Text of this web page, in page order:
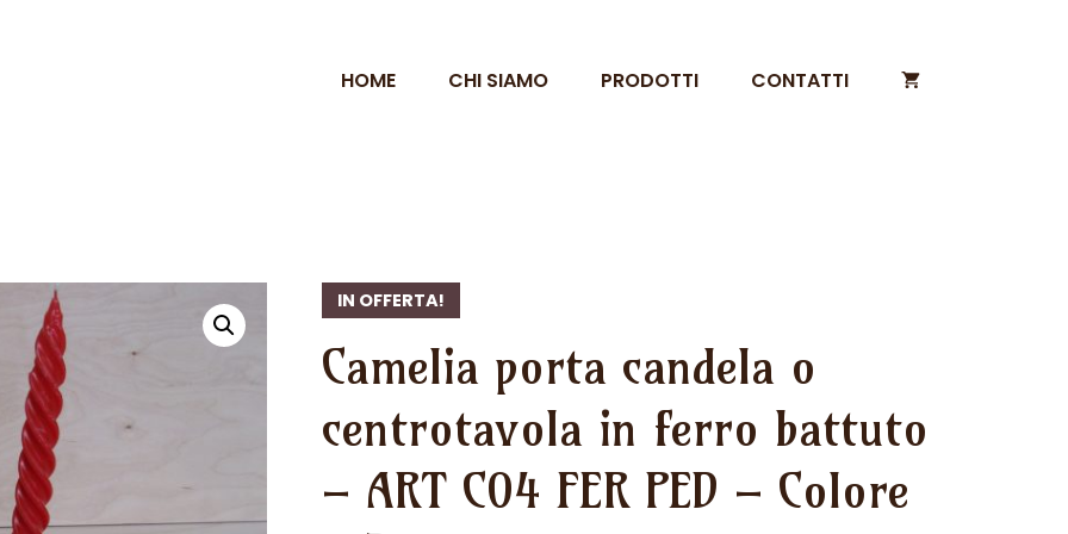
HOME CHI SIAMO PRODOTTI CONTATTI
IN OFFERTA!
Camelia porta candela o
centrotavola in ferro battuto
– ART C04 FER PED – Colore